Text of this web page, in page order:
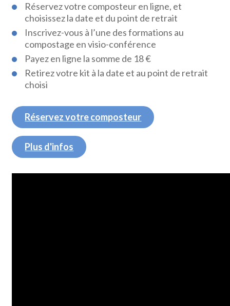
Réservez votre composteur en ligne, et
choisissez la date et du point de retrait
Inscrivez-vous à l’une des formations au
compostage en visio-conférence
Payez en ligne la somme de 18 €
Retirez votre kit à la date et au point de retrait
choisi
Réservez votre composteur
Plus d'infos